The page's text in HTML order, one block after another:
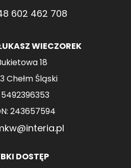
602 462 708
WIECZOREK
18
Chełm Śląski
5492396353
243657594
DOSTĘP